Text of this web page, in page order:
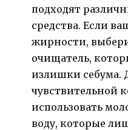
подходят
средства. Если
жирности,
очищатель,
излишки себума.
чувствительной
использовать
воду, которые